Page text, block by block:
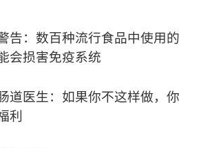
告：数百种流行食品中使用的
会损害免疫系统
道医生：如果你不这样做，你
利